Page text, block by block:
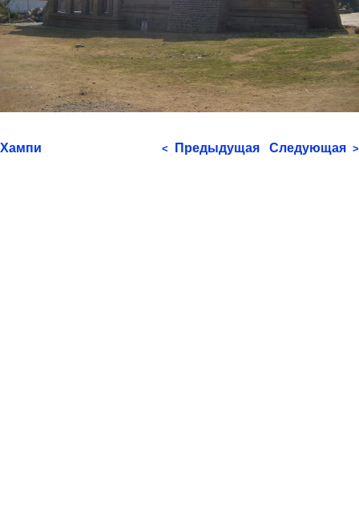
Хампи < Предыдущая Следующая >